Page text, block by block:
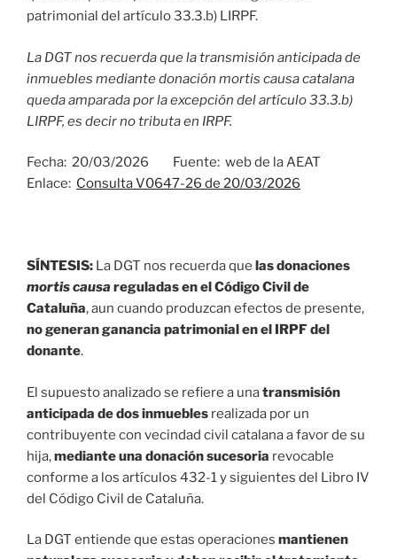
patrimonial del artículo 33.3.b) LIRPF.
La DGT nos recuerda que la transmisión anticipada de
inmuebles mediante donación mortis causa catalana
queda amparada por la excepción del artículo 33.3.b)
LIRPF, es decir no tributa en IRPF.
Fecha: 20/03/2026 Fuente: web de la AEAT
Enlace: Consulta V0647-26 de 20/03/2026
SÍNTESIS: La DGT nos recuerda que las donaciones
mortis causa reguladas en el Código Civil de
Cataluña, aun cuando produzcan efectos de presente,
no generan ganancia patrimonial en el IRPF del
donante.
El supuesto analizado se refiere a unatransmisión
anticipada de dos inmuebles realizada por un
contribuyente con vecindad civil catalana a favor de su
hija,mediante una donación sucesoria revocable
conforme a los artículos 432-1 y siguientes del Libro IV
del Código Civil de Cataluña.
La DGT entiende que estas operaciones mantienen